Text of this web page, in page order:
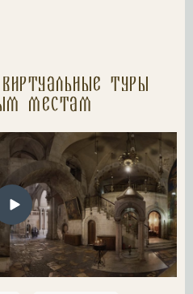
туры
местам